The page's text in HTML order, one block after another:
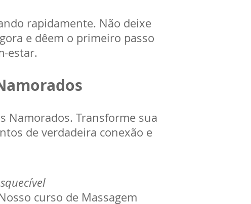
rapidamente. Não deixe
e dêem o primeiro passo
estar.
Namorados. Transforme sua
de verdadeira conexão e
curso de Massagem